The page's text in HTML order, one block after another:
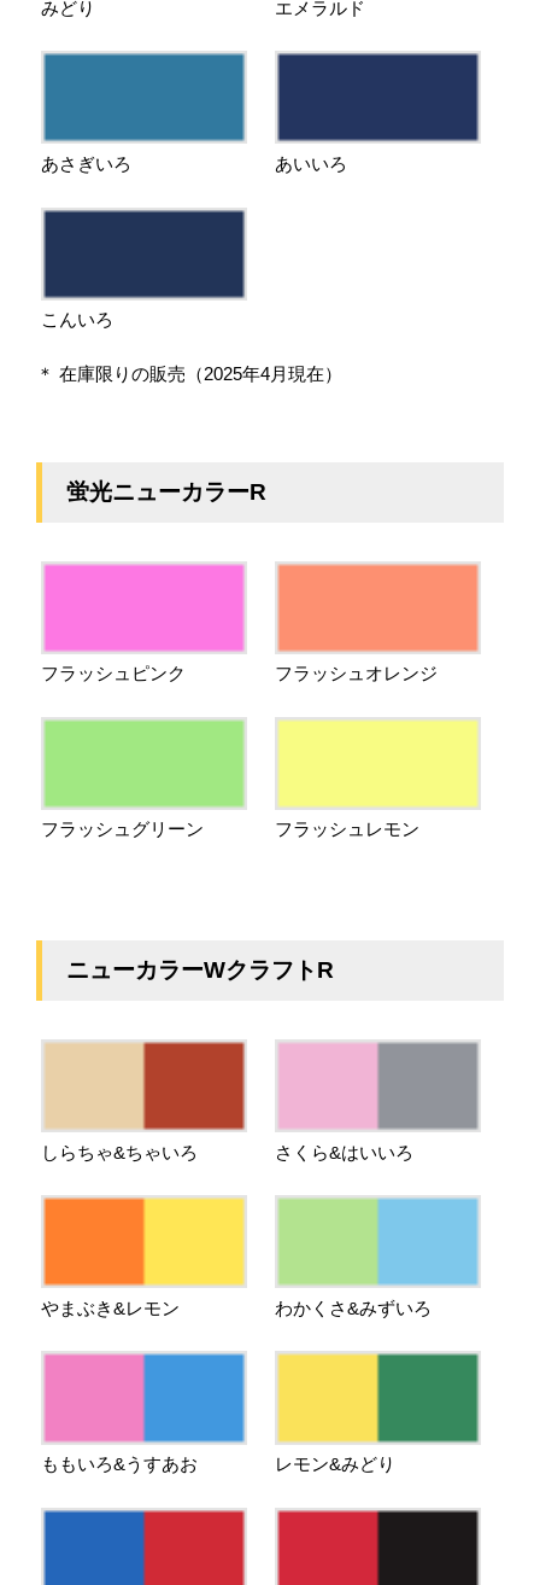
みどり エメラルド
あさぎいろ あいいろ
こんいろ
＊ 在庫限りの販売（2025年4月現在）
蛍光ニューカラーR
フラッシュピンク フラッシュオレンジ
フラッシュグリーン フラッシュレモン
ニューカラーWクラフトR
しらちゃ&ちゃいろ さくら&はいいろ
やまぶき&レモン わかくさ&みずいろ
ももいろ&うすあお レモン&みどり